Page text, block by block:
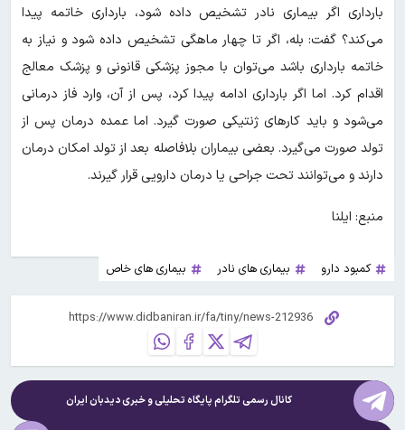
بارداری اگر بیماری نادر تشخیص داده شود، بارداری خاتمه پیدا
می‌کند؟ گفت: بله، اگر تا چهار ماهگی تشخیص داده شود و نیاز به
خاتمه بارداری باشد می‌توان با مجوز پزشکی قانونی و پزشک معالج
اقدام کرد. اما اگر بارداری ادامه پیدا کرد، پس از آن، وارد فاز درمانی
می‌شود و باید کارهای ژنتیکی صورت گیرد. اما عمده درمان پس از
تولد صورت می‌گیرد. بعضی بیماران بلافاصله بعد از تولد امکان درمان
دارند و می‌توانند تحت جراحی یا درمان دارویی قرار گیرند.
منبع: ایلنا
کمبود دارو بیماری های نادر بیماری های خاص
کانال رسمی تلگرام پایگاه تحلیلی و خبریدیدبان ایران